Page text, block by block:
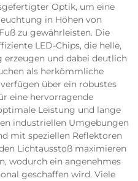
Optik, um eine
in Höhen von
zu gewährleisten. Die
LED-Chips, die helle,
und dabei deutlich
als herkömmliche
über ein robustes
eine hervorragende
Leistung und lange
industriellen Umgebungen
mit speziellen Reflektoren
Lichtausstoß maximieren
wodurch ein angenehmes
geschaffen wird. Viele